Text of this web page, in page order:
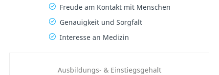
Freude am Kontakt mit Menschen
Genauigkeit und Sorgfalt
Interesse an Medizin
Ausbildungs- & Einstiegsgehalt